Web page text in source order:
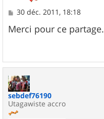
M
s
s
e
30 déc. 2011, 18:18
Merci pour ce partage.
sebdef76190
Utagawiste accro